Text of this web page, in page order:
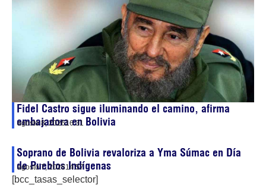
Fidel Castro sigue iluminando el camino, afirma
embajadora en Bolivia
agosto 8, 202616:31
Soprano de Bolivia revaloriza a Yma Súmac en Día
de Pueblos Indígenas
agosto 7, 202614:57
[bcc_tasas_selector]